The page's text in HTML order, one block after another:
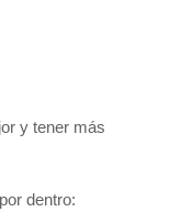
y tener más
dentro: